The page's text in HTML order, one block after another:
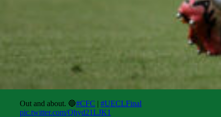
Out and about. 🔵#CFC | #UECLFinal
pic.twitter.com/Qhyd21LJK1